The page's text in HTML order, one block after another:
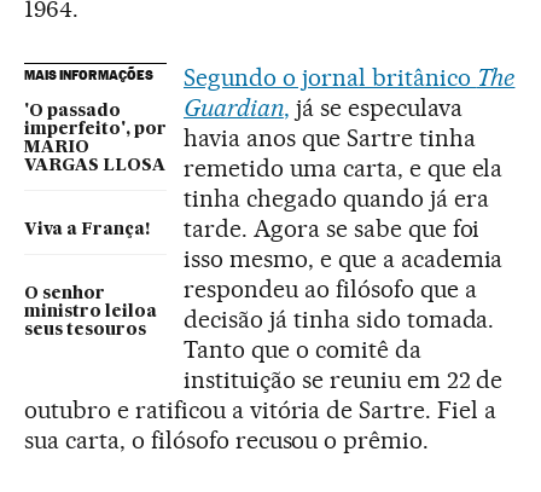
1964.
MAIS INFORMAÇÕES
'O passado
imperfeito', por
MARIO
VARGAS LLOSA
Viva a França!
O senhor
ministro leiloa
seus tesouros
Segundo o jornal britânico The
Guardian, já se especulava
havia anos que Sartre tinha
remetido uma carta, e que ela
tinha chegado quando já era
tarde. Agora se sabe que foi
isso mesmo, e que a academia
respondeu ao filósofo que a
decisão já tinha sido tomada.
Tanto que o comitê da
instituição se reuniu em 22 de
outubro e ratificou a vitória de Sartre. Fiel a
sua carta, o filósofo recusou o prêmio.